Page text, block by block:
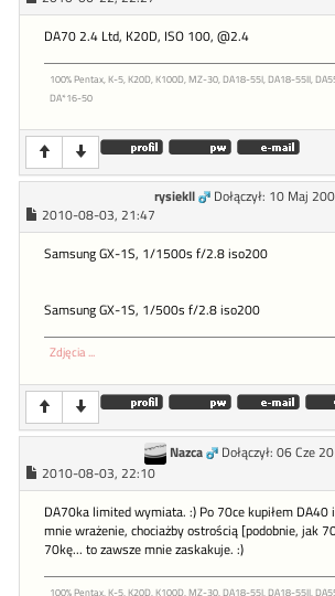
DA70 2.4 Ltd, K20D, ISO 100, @2.4
100% Pentax, K-5, K20D, K100D, MZ-30, DA18-55I, DA18-55II,
DA*16-50
rysiekll
Dołączył: 10 Maj
2010-08-03, 21:47
Samsung GX-1S, 1/1500s f/2.8 iso200
Samsung GX-1S, 1/500s f/2.8 iso200
Zdjęcia ...
Nazca
Dołączył: 06 Cze
2010-08-03, 22:10
DA70ka limited wymiata. :) Po 70ce kupiłem DA40
mnie wrażenie, chociażby ostrością [podobnie, jak
70kę... to zawsze mnie zaskakuje. :)
100% Pentax, K-5, K20D, K100D, MZ-30, DA18-55I, DA18-55II,